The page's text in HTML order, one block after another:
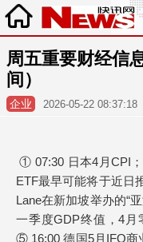
周五重要财经信
间）
企业 2026-05-22 08:37:18
① 07:30 日本4月CPI
ETF最早可能将于近日
Lane在新加坡举办的“
一季度GDP终值，4月
⑤ 16:00 德国5月IFO商